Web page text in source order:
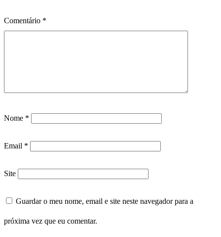
Comentário *
Nome *
Email *
Site
Guardar o meu nome, email e site neste navegador para a
próxima vez que eu comentar.